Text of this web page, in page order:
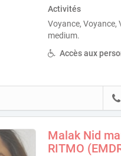
Activités
Voyance, Voyance,
medium.
Accès aux
Malak Nid
RITMO